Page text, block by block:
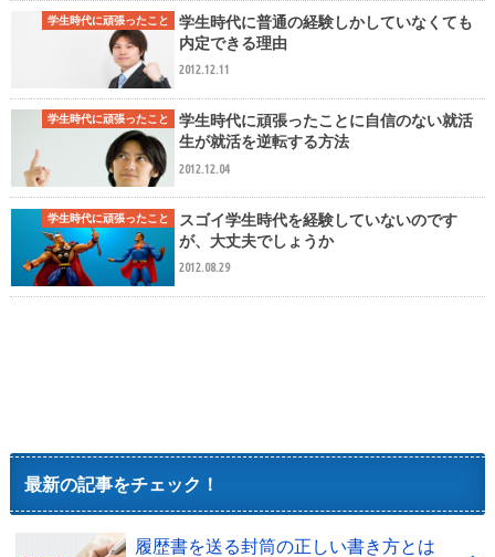
学生時代に頑張ったこと
学生時代に普通の経験しかしていなくても
内定できる理由
2012.12.11
学生時代に頑張ったこと
学生時代に頑張ったことに自信のない就活
生が就活を逆転する方法
2012.12.04
学生時代に頑張ったこと
スゴイ学生時代を経験していないのです
が、大丈夫でしょうか
2012.08.29
最新の記事をチェック！
履歴書を送る封筒の正しい書き方とは